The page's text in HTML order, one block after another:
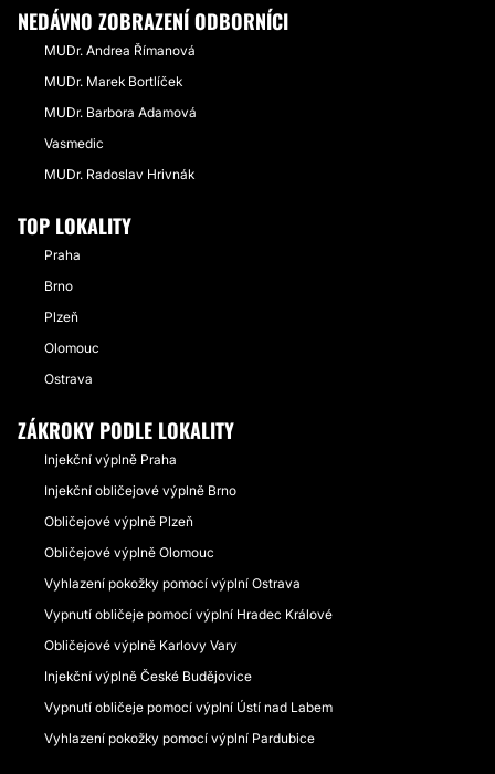
NEDÁVNO ZOBRAZENÍ ODBORNÍCI
MUDr. Andrea Římanová
MUDr. Marek Bortlíček
MUDr. Barbora Adamová
Vasmedic
MUDr. Radoslav Hrivnák
TOP LOKALITY
Praha
Brno
Plzeň
Olomouc
Ostrava
ZÁKROKY PODLE LOKALITY
Injekční výplně Praha
Injekční obličejové výplně Brno
Obličejové výplně Plzeň
Obličejové výplně Olomouc
Vyhlazení pokožky pomocí výplní Ostrava
Vypnutí obličeje pomocí výplní Hradec Králové
Obličejové výplně Karlovy Vary
Injekční výplně České Budějovice
Vypnutí obličeje pomocí výplní Ústí nad Labem
Vyhlazení pokožky pomocí výplní Pardubice